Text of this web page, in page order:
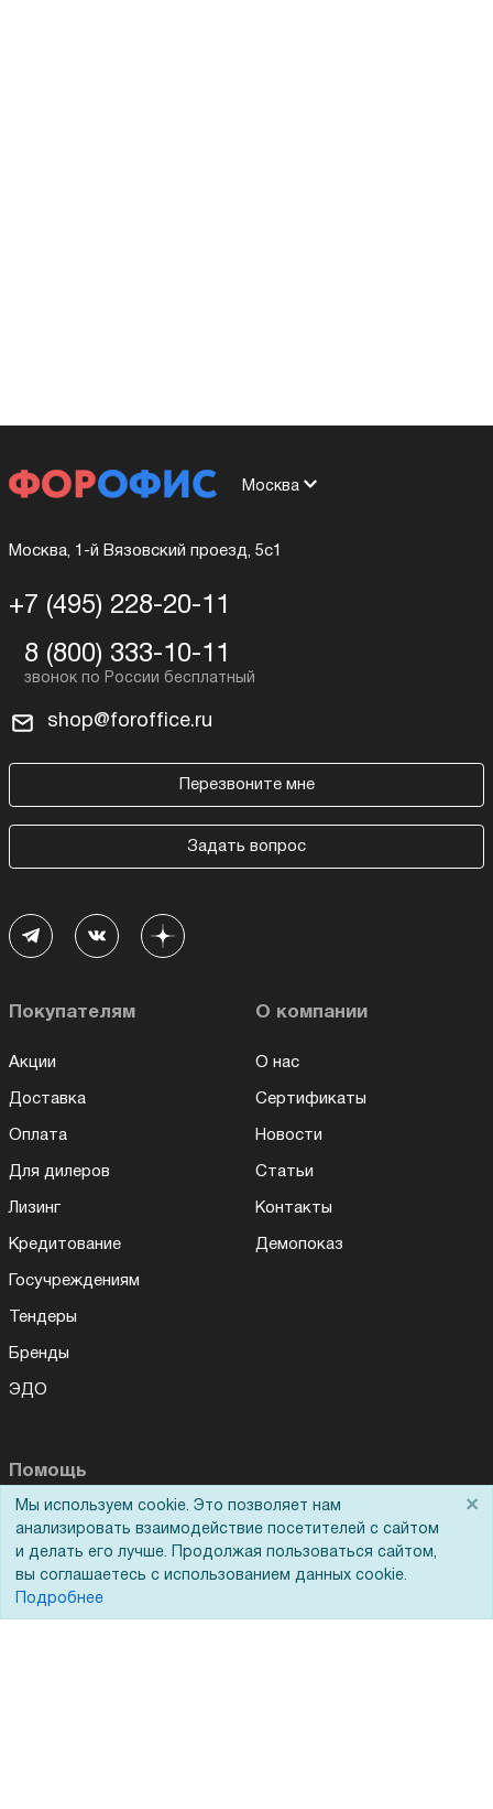
Москва
Москва, 1-й Вязовский проезд, 5с1
+7 (495) 228-20-11
8 (800) 333-10-11
shop@foroffice.ru
Перезвоните мне
Задать вопрос
Покупателям
Акции
Доставка
Оплата
Для дилеров
Лизинг
Кредитование
Госучреждениям
Тендеры
Бренды
ЭДО
О компании
О нас
Сертификаты
Новости
Статьи
Контакты
Демопоказ
Помощь
Реквизиты
Гарантии и возврат
Мы используем cookie. Это позволяет нам
анализировать взаимодействие посетителей с сайтом
и делать его лучше. Продолжая пользоваться сайтом,
вы соглашаетесь с использованием данных cookie.
Подробнее
×